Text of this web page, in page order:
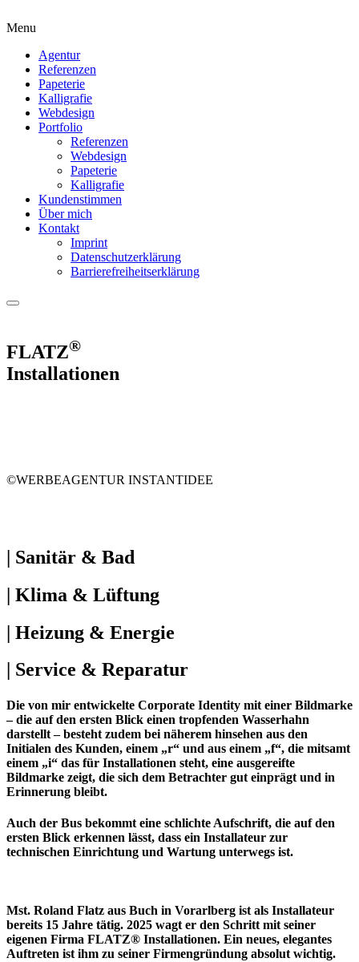
Menu
Agentur
Referenzen
Papeterie
Kalligrafie
Webdesign
Portfolio
Referenzen
Webdesign
Papeterie
Kalligrafie
Kundenstimmen
Über mich
Kontakt
Imprint
Datenschutzerklärung
Barrierefreiheitserklärung
FLATZ®
Installationen
©WERBEAGENTUR INSTANTIDEE
| Sanitär & Bad
| Klima & Lüftung
| Heizung & Energie
| Service & Reparatur
Die von mir entwickelte Corporate Identity mit einer Bildmarke
– die auf den ersten Blick einen tropfenden Wasserhahn
darstellt – besteht zudem bei näherem hinsehen aus den
Initialen des Kunden, einem „r“ und aus einem „f“, die mitsamt
einem „i“ das für Installationen steht, eine ausgereifte
Bildmarke zeigt, die sich dem Betrachter gut einprägt und in
Erinnerung bleibt.
Auch der Bus bekommt eine schlichte Aufschrift, die auf den
ersten Blick erkennen lässt, dass ein Installateur zur
technischen Einrichtung und Wartung unterwegs ist.
Mst. Roland Flatz aus Buch in Vorarlberg ist als Installateur
bereits 15 Jahre tätig. 2025 wagt er den Schritt mit seiner
eigenen Firma FLATZ® Installationen. Ein neues, elegantes
Auftreten ist ihm zu seiner Firmengründung absolut wichtig.